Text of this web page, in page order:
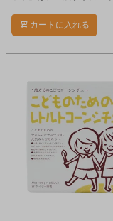
カートに入れる